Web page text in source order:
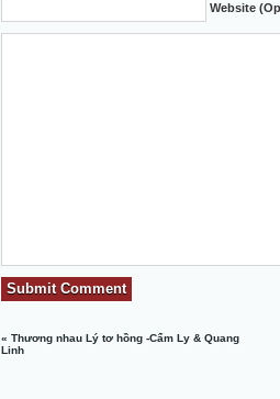
Website
«Thương nhau Lý tơ hồng -Cẩm Ly & Quang
Linh